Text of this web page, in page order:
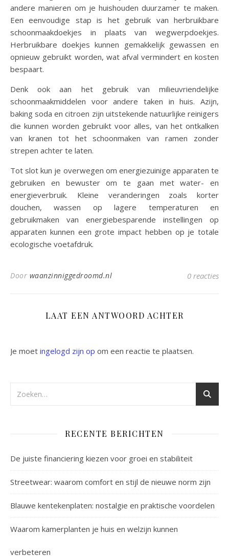
andere manieren om je huishouden duurzamer te maken.
Een eenvoudige stap is het gebruik van herbruikbare
schoonmaakdoekjes in plaats van wegwerpdoekjes.
Herbruikbare doekjes kunnen gemakkelijk gewassen en
opnieuw gebruikt worden, wat afval vermindert en kosten
bespaart.
Denk ook aan het gebruik van milieuvriendelijke
schoonmaakmiddelen voor andere taken in huis. Azijn,
baking soda en citroen zijn uitstekende natuurlijke reinigers
die kunnen worden gebruikt voor alles, van het ontkalken
van kranen tot het schoonmaken van ramen zonder
strepen achter te laten.
Tot slot kun je overwegen om energiezuinige apparaten te
gebruiken en bewuster om te gaan met water- en
energieverbruik. Kleine veranderingen zoals korter
douchen, wassen op lagere temperaturen en
gebruikmaken van energiebesparende instellingen op
apparaten kunnen een grote impact hebben op je totale
ecologische voetafdruk.
Door waanzinniggedroomd.nl 0 reacties
LAAT EEN ANTWOORD ACHTER
Je moet ingelogd zijn op om een reactie te plaatsen.
RECENTE BERICHTEN
De juiste financiering kiezen voor groei en stabiliteit
Streetwear: waarom comfort en stijl de nieuwe norm zijn
Blauwe kentekenplaten: nostalgie en praktische voordelen
Waarom kamerplanten je huis en welzijn kunnen
verbeteren